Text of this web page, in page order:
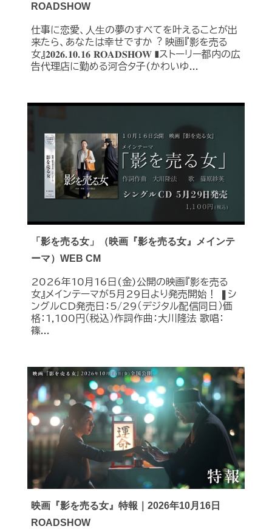
ROADSHOW
仕事に恋愛、⼈⽣の夢のすべてを叶えることが出
来たら、あなたは幸せですか︖ 映画『影を売る
女』𝟐𝟎𝟐𝟔.𝟏𝟎.𝟏𝟔 𝐑𝐎𝐀𝐃𝐒𝐇𝐎𝐖 ❚ストーリー都内の広
告代理店に勤める河合タ子(かわいゆ...
「影を売る女」（映画『影を売る女』メインテ
ーマ）WEB CM
2026年10月16日(金)公開の映画『影を売る
女』メインテーマが5月29日より発売開始！ ❚シ
ングルCD発売日：5/29（デジタル配信同日）価
格：1,100円（税込）作詞作曲：大川隆法 歌唱：
篠...
映画『影を売る女』特報｜2026年10月16日
ROADSHOW